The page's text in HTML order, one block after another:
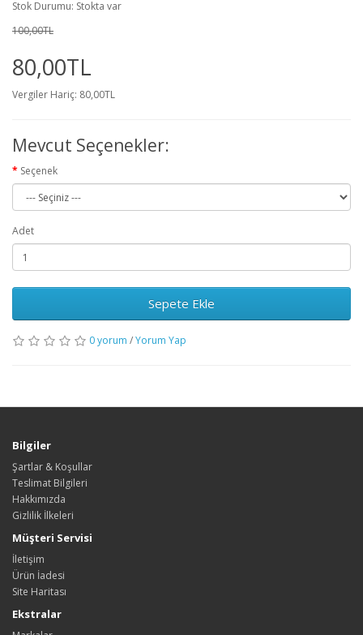
Stok Durumu: Stokta var
100,00TL
80,00TL
Vergiler Hariç: 80,00TL
Mevcut Seçenekler:
Seçenek
Adet
Sepete Ekle
0 yorum /Yorum Yap
Bilgiler
Şartlar & Koşullar
Teslimat Bilgileri
Hakkımızda
Gizlilik İlkeleri
Müşteri Servisi
İletişim
Ürün İadesi
Site Haritası
Ekstralar